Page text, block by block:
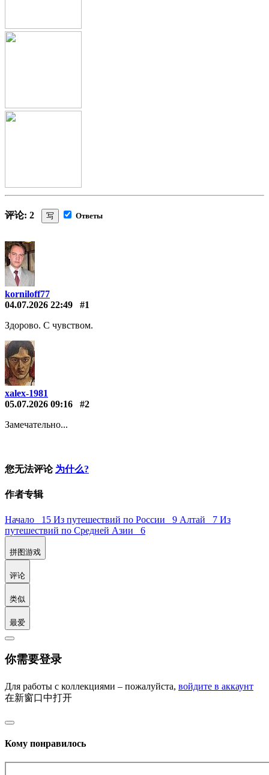
评论: 2 写 Ответы
korniloff77
04.07.2026 22:49
#1
Здорово. С чувством.
xalex-1981
05.07.2026 09:16
#2
Замечательно...
您无法评论 为什么?
作者专辑
Начало 15 Из путешествий по России 9 Алтай 7 Из
путешествий по Средней Азии 6
拼图游戏
评论
类似
最爱
你需要登录
Для работы с коллекциями – пожалуйста, войдите в аккаунт
在新窗口中打开
Кому понравилось